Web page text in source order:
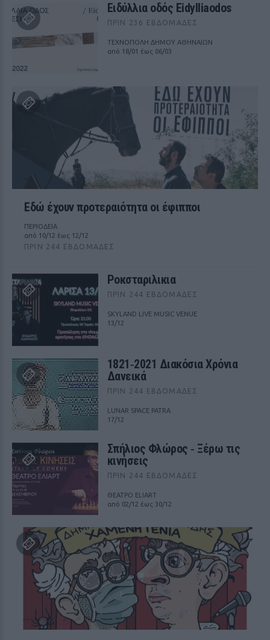
Ειδύλλια οδός Eidylliaodos
ΠΡΙΝ 236 ΕΒΔΟΜΆΔΕΣ
ΤΕΧΝΟΠΟΛΗ ΔΗΜΟΥ ΑΘΗΝΑΙΩΝ
από 18/01 έως 06/03
Εδώ έχουν προτεραιότητα οι έφιπποι
ΠΕΡΙΟΔΕΙΑ
από 10/12 έως 12/12
ΠΡΙΝ 244 ΕΒΔΟΜΆΔΕΣ
Ροκσταριλικια
ΠΡΙΝ 244 ΕΒΔΟΜΆΔΕΣ
SKYLAND LIVE MUSIC VENUE
13/12
1821‑2021 Διακόσια Χρόνια
Δανεικά
ΠΡΙΝ 244 ΕΒΔΟΜΆΔΕΣ
LUNAR SPACE PATRA
17/12
Σπήλιος Φλώρος ‑ Ξέρω τις
κινήσεις
ΠΡΙΝ 244 ΕΒΔΟΜΆΔΕΣ
ΘΕΑΤΡΟ ELIART
από 02/12 έως 30/12